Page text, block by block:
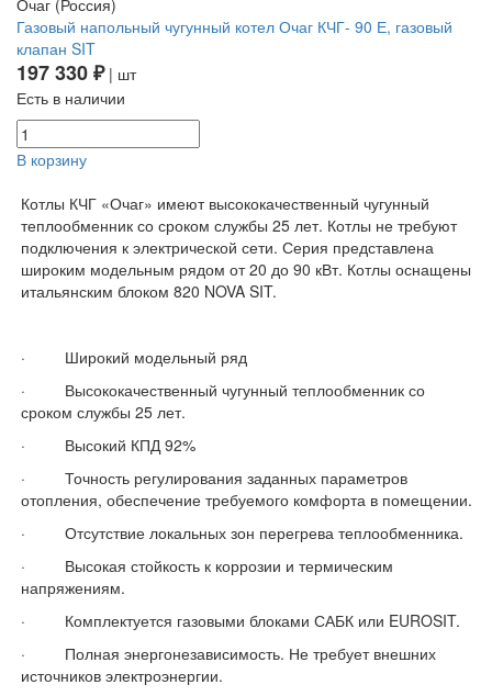
Очаг (Россия)
Газовый напольный чугунный котел Очаг КЧГ- 90 Е, газовый
клапан SIT
197 330 ₽| шт
Есть в наличии
В корзину
Котлы КЧГ «Очаг» имеют высококачественный чугунный
теплообменник со сроком службы 25 лет. Котлы не требуют
подключения к электрической сети. Серия представлена
широким модельным рядом от 20 до 90 кВт. Котлы оснащены
итальянским блоком 820 NOVA SIT.
· Широкий модельный ряд
· Высококачественный чугунный теплообменник со
сроком службы 25 лет.
· Высокий КПД 92%
· Точность регулирования заданных параметров
отопления, обеспечение требуемого комфорта в помещении.
· Отсутствие локальных зон перегрева теплообменника.
· Высокая стойкость к коррозии и термическим
напряжениям.
· Комплектуется газовыми блоками САБК или EUROSIT.
· Полная энергонезависимость. Не требует внешних
источников электроэнергии.